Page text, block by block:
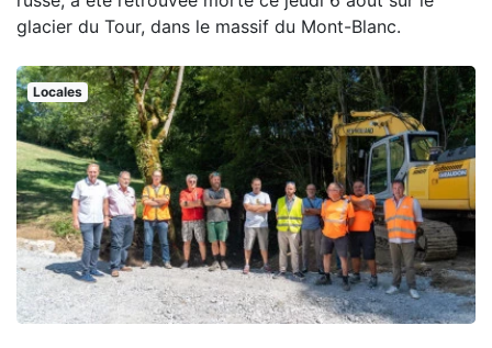
glacier du Tour, dans le massif du Mont-Blanc.
Locales